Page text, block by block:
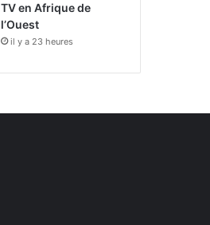
TV en Afrique de
l’Ouest
il y a 23 heures